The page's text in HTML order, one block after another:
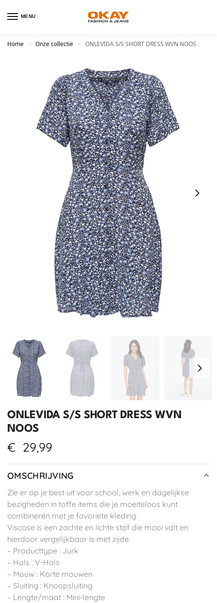
MENU
Home > Onze collectie > ONLEVIDA S/S SHORT DRESS WVN NOOS
ONLEVIDA S/S SHORT DRESS WVN
NOOS
€ 29,99
OMSCHRIJVING
Zie er op je best uit voor school, werk en dagelijkse
bezigheden in toffe items die je moeiteloos kunt
combineren met je favoriete kleding.
Viscose is een zachte en lichte stof die mooi valt en
hierdoor vergelijkbaar is met zijde.
– Producttype : Jurk
– Hals : V-Hals
– Mouw : Korte mouwen
– Sluiting : Knoopsluiting
– Lengte/maat : Mini-lengte